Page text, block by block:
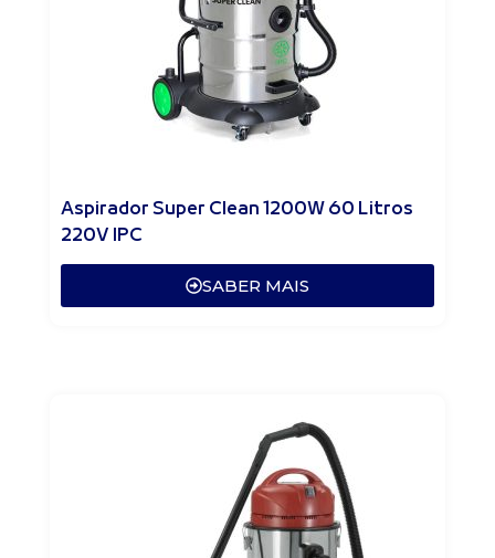
Aspirador Super Clean 1200W 60 Litros
220V IPC
SABER MAIS